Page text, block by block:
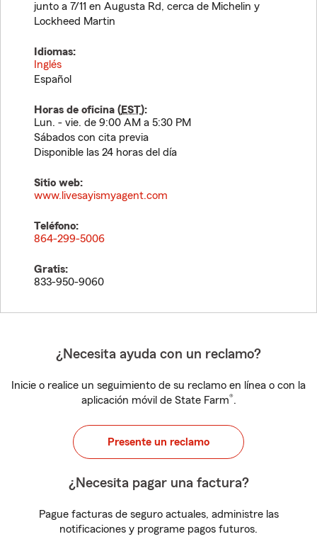
junto a 7/11 en Augusta Rd, cerca de Michelin y
Lockheed Martin
Idiomas:
Inglés
Español
Horas de oficina (EST):
Lun. - vie. de 9:00 AM a 5:30 PM
Sábados con cita previa
Disponible las 24 horas del día
Sitio web:
www.livesayismyagent.com
Teléfono:
864-299-5006
Gratis:
833-950-9060
¿Necesita ayuda con un reclamo?
Inicie o realice un seguimiento de su reclamo en línea o con la
aplicación móvil de State Farm®.
Presente un reclamo
¿Necesita pagar una factura?
Pague facturas de seguro actuales, administre las
notificaciones y programe pagos futuros.